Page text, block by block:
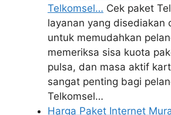
Telkomsel… Cek paket
layanan yang disediakan
untuk memudahkan
memeriksa sisa kuota
pulsa, dan masa aktif
sangat penting bagi
Telkomsel…
Harga Paket Internet